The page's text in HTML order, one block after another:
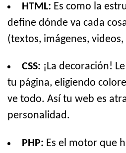
HTML: Es como la
define dónde va cada
(textos, imágenes, videos,
CSS: ¡La decoración!
tu página, eligiendo
ve todo. Así tu web es
personalidad.
PHP: Es el motor que